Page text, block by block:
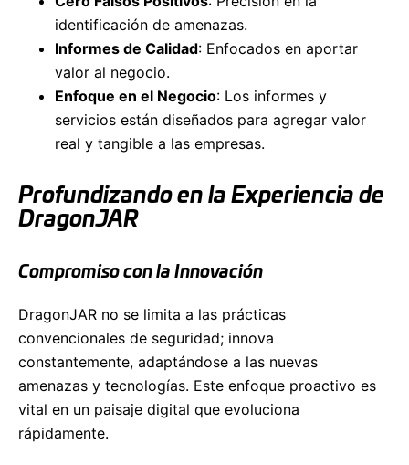
identificación de amenazas.
Informes de Calidad: Enfocados en aportar
valor al negocio.
Enfoque en el Negocio: Los informes y
servicios están diseñados para agregar valor
real y tangible a las empresas.
Profundizando en la Experiencia de
DragonJAR
Compromiso con la Innovación
DragonJAR no se limita a las prácticas
convencionales de seguridad; innova
constantemente, adaptándose a las nuevas
amenazas y tecnologías. Este enfoque proactivo es
vital en un paisaje digital que evoluciona
rápidamente.